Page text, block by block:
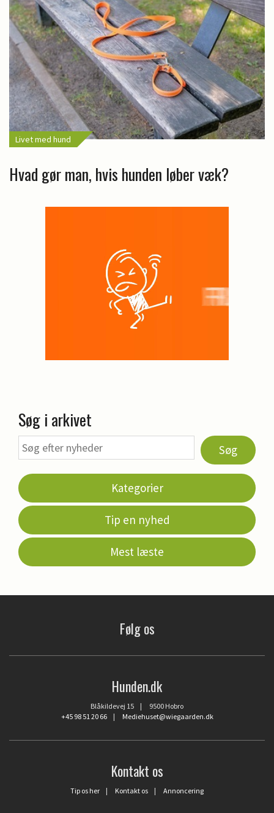
Livet med hund
Hvad gør man, hvis hunden løber væk?
Søg i arkivet
Søg
Kategorier
Tip en nyhed
Mest læste
Følg os
Hunden.dk
Blåkildevej 15 | 9500 Hobro
+45 98 51 20 66| Mediehuset@wiegaarden.dk
Kontakt os
Tip os her | Kontakt os | Annoncering